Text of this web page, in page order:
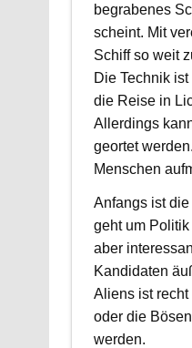
begrabenes
scheint. Mit
Schiff so weit
Die Technik
die Reise in
Allerdings
geortet
Menschen
Anfangs ist
geht um
aber
Kandidaten
Aliens ist
oder die
werden.